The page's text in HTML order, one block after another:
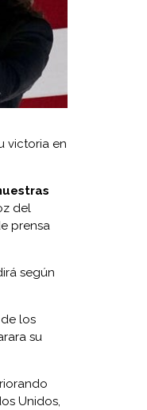
victoria en
del
prensa
según
los
su
Unidos,